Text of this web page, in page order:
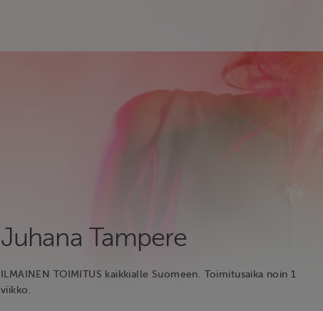
Juhana Tampere
ILMAINEN TOIMITUS kaikkialle Suomeen. Toimitusaika noin 1
viikko.